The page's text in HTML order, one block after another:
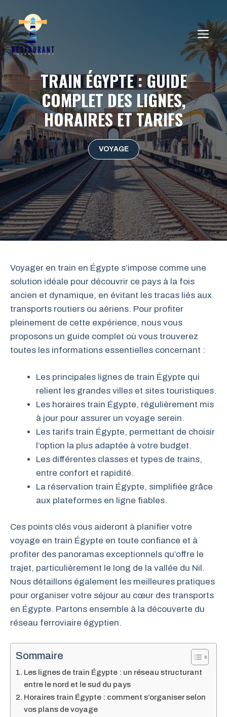
au
contenu
TRAIN ÉGYPTE : GUIDE
COMPLET DES LIGNES,
HORAIRES ET TARIFS
VOYAGE
Voyager en train en Égypte s’impose comme une
solution idéale pour découvrir ce pays à la fois
ancien et dynamique, en évitant les tracas liés aux
transports routiers ou aériens. Pour profiter
pleinement de cette expérience, nous vous
proposons un guide complet où vous trouverez
toutes les informations essentielles concernant :
Les principales lignes de train Égypte qui
relient les grandes villes et sites touristiques.
Les horaires train Égypte, régulièrement mis
à jour pour assurer un voyage serein.
Les tarifs train Égypte, permettant de choisir
l’option la plus adaptée à votre budget.
Les différentes classes et types de trains,
entre confort et rapidité.
La réservation train Égypte, simplifiée grâce
aux plateformes en ligne fiables.
Ces points clés vous aideront à planifier votre
voyage en train Égypte en toute confiance et à
profiter des panoramas exceptionnels qu’offre le
trajet, particulièrement le long de la vallée du Nil.
Nous détaillons également les meilleures pratiques
pour organiser votre séjour au cœur des transports
en Égypte. Partons ensemble à la découverte du
réseau ferroviaire égyptien.
Sommaire
Les lignes de train Égypte : un réseau structurant
entre le nord et le sud du pays
Horaires train Égypte : comment s’organiser selon
vos plans de voyage